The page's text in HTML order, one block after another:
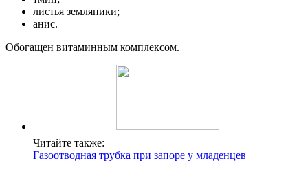
листья земляники;
анис.
Обогащен витаминным комплексом.
Читайте также:
Газоотводная трубка при запоре у младенцев